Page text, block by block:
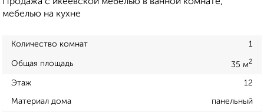
мебелью на кухне
Количество комнат 1
Общая площадь 35 м2
Этаж 12
Материал дома панельный